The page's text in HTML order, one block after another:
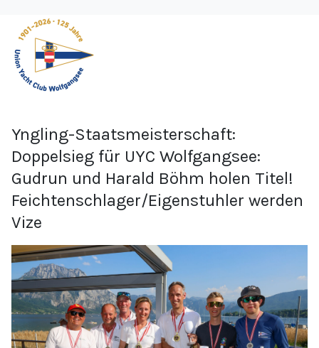
Yngling-Staatsmeisterschaft:
Doppelsieg für UYC Wolfgangsee:
Gudrun und Harald Böhm holen Titel!
Feichtenschlager/Eigenstuhler werden
Vize